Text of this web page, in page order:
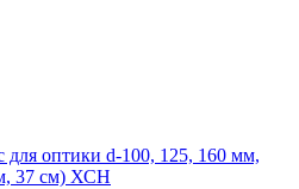
для оптики d-100, 125, 160 мм,
37 см) ХСН